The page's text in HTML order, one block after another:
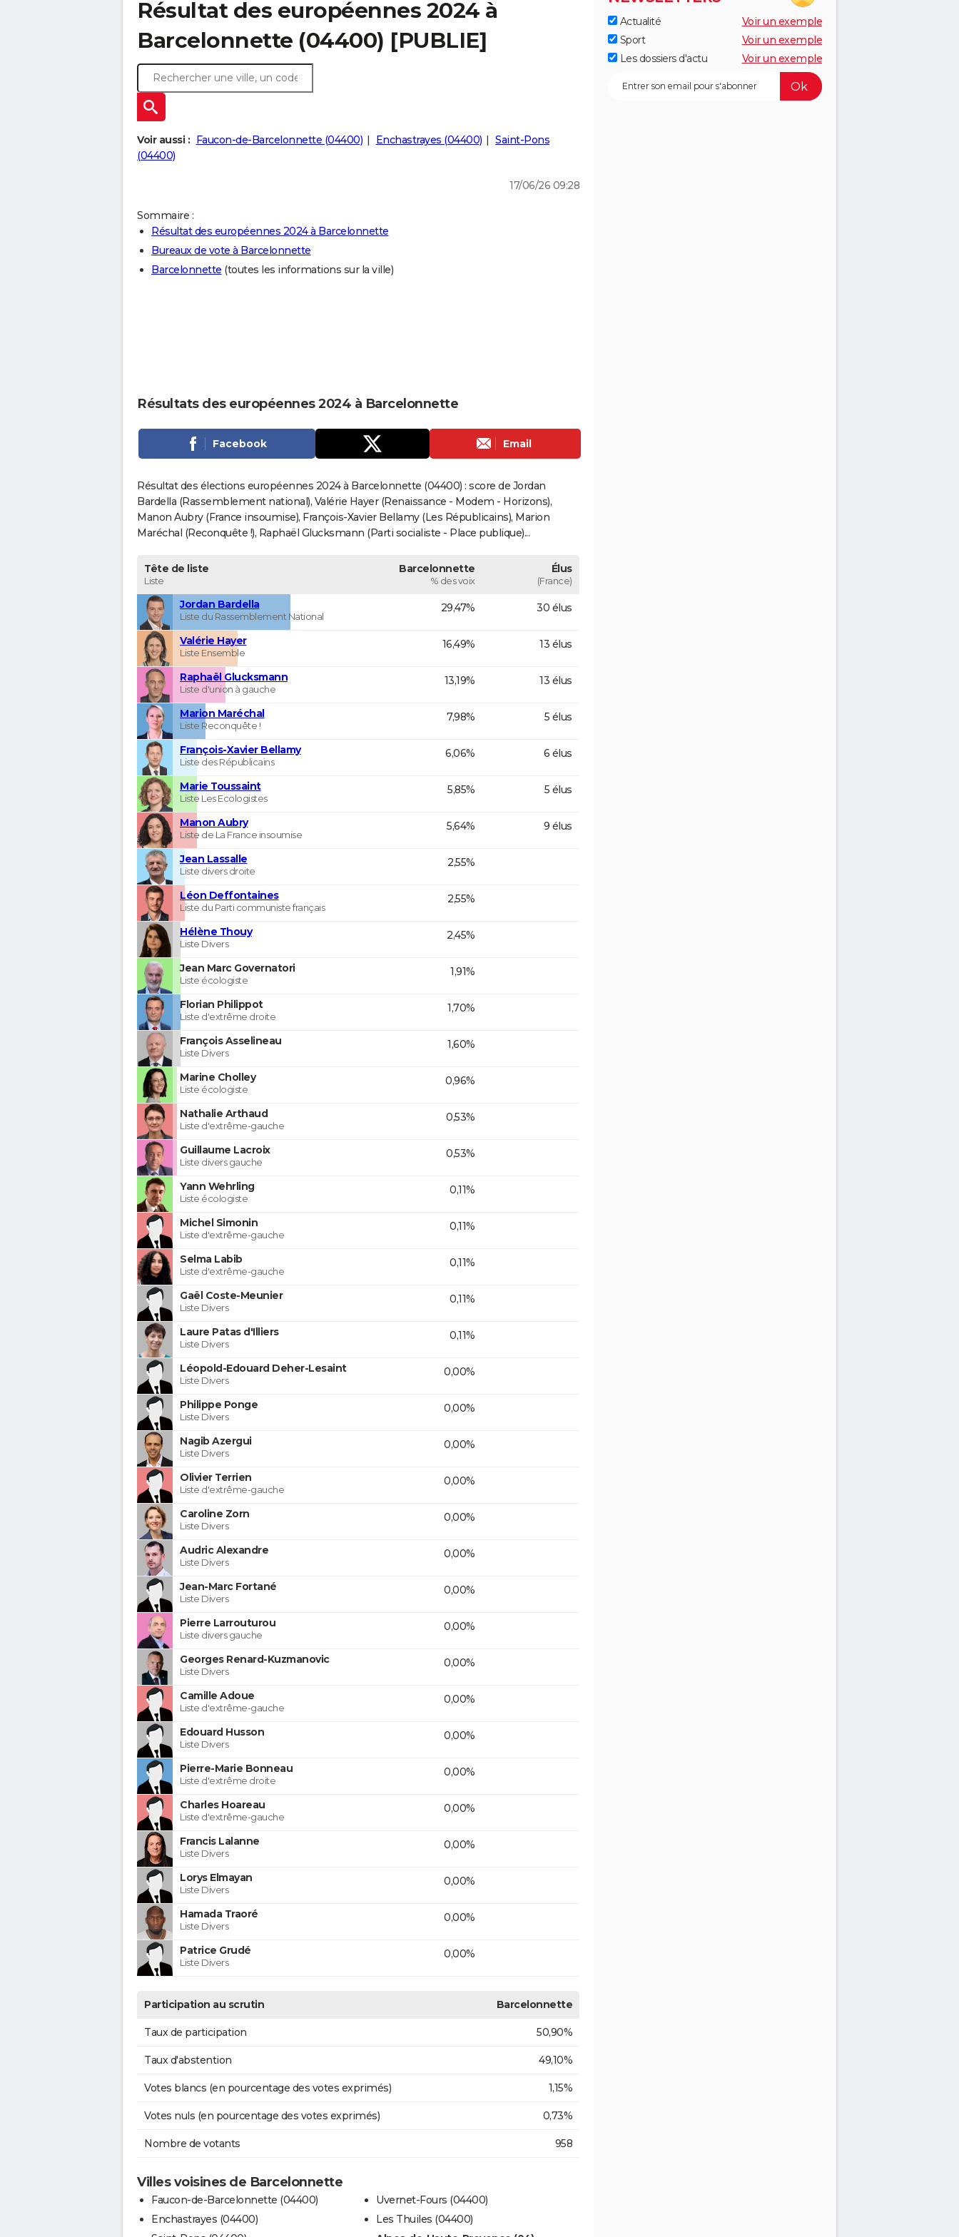
Résultat des européennes 2024 à
Barcelonnette (04400) [PUBLIE]
Voir aussi : Faucon-de-Barcelonnette (04400) Enchastrayes (04400)
Saint-Pons
(04400)
17/06/26 09:28
Sommaire :
Résultat des européennes 2024 à Barcelonnette
Bureaux de vote à Barcelonnette
Barcelonnette (toutes les informations sur la ville)
Résultats des européennes 2024 à Barcelonnette
Facebook Email
Résultat des élections européennes 2024 à Barcelonnette (04400) : score de Jordan
Bardella (Rassemblement national), Valérie Hayer (Renaissance - Modem - Horizons),
Manon Aubry (France insoumise), François-Xavier Bellamy (Les Républicains), Marion
Maréchal (Reconquête !), Raphaël Glucksmann (Parti socialiste - Place publique)...
Tête de liste
Liste
Barcelonnette
% des voix
Élus
(France)
Jordan Bardella
Liste du Rassemblement National
29,47% 30 élus
Valérie Hayer
Liste Ensemble
16,49% 13 élus
Raphaël Glucksmann
Liste d'union à gauche
13,19% 13 élus
Marion Maréchal
Liste Reconquête !
7,98% 5 élus
François-Xavier Bellamy
Liste des Républicains
6,06% 6 élus
Marie Toussaint
Liste Les Ecologistes
5,85% 5 élus
Manon Aubry
Liste de La France insoumise
5,64% 9 élus
Jean Lassalle
Liste divers droite
2,55%
Léon Deffontaines
Liste du Parti communiste français
2,55%
Hélène Thouy
Liste Divers
2,45%
Jean Marc Governatori
Liste écologiste
1,91%
Florian Philippot
Liste d'extrême droite
1,70%
François Asselineau
Liste Divers
1,60%
Marine Cholley
Liste écologiste
0,96%
Nathalie Arthaud
Liste d'extrême-gauche
0,53%
Guillaume Lacroix
Liste divers gauche
0,53%
Yann Wehrling
Liste écologiste
0,11%
Michel Simonin
Liste d'extrême-gauche
0,11%
Selma Labib
Liste d'extrême-gauche
0,11%
Gaël Coste-Meunier
Liste Divers
0,11%
Laure Patas d'Illiers
Liste Divers
0,11%
Léopold-Edouard Deher-Lesaint
Liste Divers
0,00%
Philippe Ponge
Liste Divers
0,00%
Nagib Azergui
Liste Divers
0,00%
Olivier Terrien
Liste d'extrême-gauche
0,00%
Caroline Zorn
Liste Divers
0,00%
Audric Alexandre
Liste Divers
0,00%
Jean-Marc Fortané
Liste Divers
0,00%
Pierre Larrouturou
Liste divers gauche
0,00%
Georges Renard-Kuzmanovic
Liste Divers
0,00%
Camille Adoue
Liste d'extrême-gauche
0,00%
Edouard Husson
Liste Divers
0,00%
Pierre-Marie Bonneau
Liste d'extrême droite
0,00%
Charles Hoareau
Liste d'extrême-gauche
0,00%
Francis Lalanne
Liste Divers
0,00%
Lorys Elmayan
Liste Divers
0,00%
Hamada Traoré
Liste Divers
0,00%
Patrice Grudé
Liste Divers
0,00%
Participation au scrutin Barcelonnette
Taux de participation 50,90%
Taux d'abstention 49,10%
Votes blancs (en pourcentage des votes exprimés) 1,15%
Votes nuls (en pourcentage des votes exprimés) 0,73%
Nombre de votants 958
Villes voisines de Barcelonnette
Faucon-de-Barcelonnette (04400)
Enchastrayes (04400)
Uvernet-Fours (04400)
Les Thuiles (04400)
Actualité
Voir un exemple
Sport
Voir un exemple
Les dossiers d'actu
Voir un exemple